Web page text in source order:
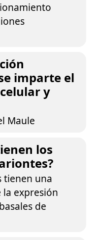
imparte el
y
Maule
los
tienen una
expresión
de